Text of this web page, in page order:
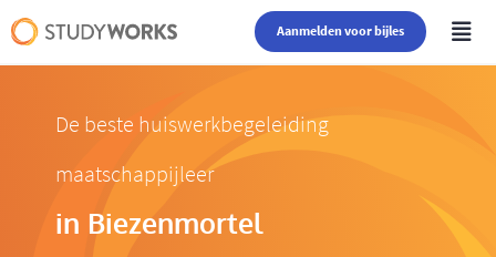
Aanmelden voor bijles
De beste huiswerkbegeleiding
maatschappijleer
in Biezenmortel